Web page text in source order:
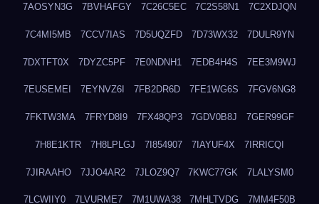
7AOSYN3G 7BVHAFGY 7C26C5EC 7C2S58N1 7C2XDJQN
7C4MI5MB 7CCV7IAS 7D5UQZFD 7D73WX32 7DULR9YN
7DXTFT0X 7DYZC5PF 7E0NDNH1 7EDB4H4S 7EE3M9WJ
7EUSEMEI 7EYNVZ6I 7FB2DR6D 7FE1WG6S 7FGV6NG8
7FKTW3MA 7FRYD8I9 7FX48QP3 7GDV0B8J 7GER99GF
7H8E1KTR 7H8LPLGJ 7I854907 7IAYUF4X 7IRRICQI
7JIRAAHO 7JJO4AR2 7JLOZ9Q7 7KWC77GK 7LALYSM0
7LCWIIY0 7LVURME7 7M1UWA38 7MHLTVDG 7MM4F50B